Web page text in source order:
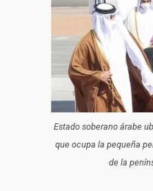
Estado soberano árabe
que ocupa la pequeña
de la